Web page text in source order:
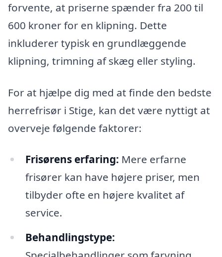
forvente, at priserne spænder fra 200 til
600 kroner for en klipning. Dette
inkluderer typisk en grundlæggende
klipning, trimning af skæg eller styling.
For at hjælpe dig med at finde den bedste
herrefrisør i Stige, kan det være nyttigt at
overveje følgende faktorer:
Frisørens erfaring: Mere erfarne
frisører kan have højere priser, men
tilbyder ofte en højere kvalitet af
service.
Behandlingstype: